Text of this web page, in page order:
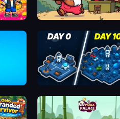
Band
Idle Space Business
Industrial